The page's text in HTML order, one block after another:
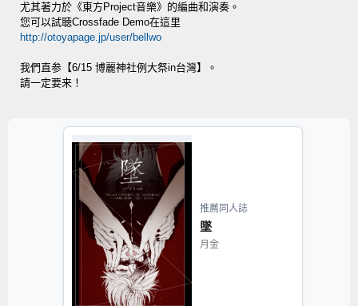
尤其著力於《東方Project音樂》的編曲和演奏。
您可以試聴Crossfade Demo在這里
http://otoyapage.jp/user/bellwo
我們直参【6/15 博麗神社例大祭in台灣】。
請一定要来！
推薦同人誌
墜
月金